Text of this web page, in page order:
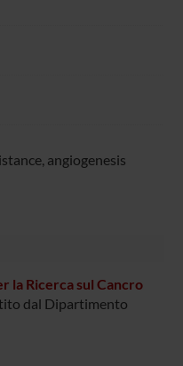
angiogenesis
la Ricerca sul Cancro
dal Dipartimento